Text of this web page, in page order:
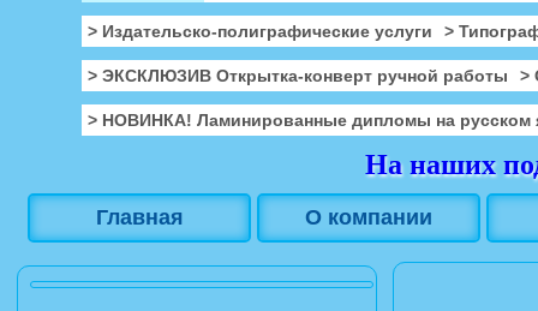
> Издательско-полиграфические услуги >
> ЭКСКЛЮЗИВ Открытка-конверт ручной работы >
> НОВИНКА! Ламинированные дипломы на русском
На наших
Главная О компании